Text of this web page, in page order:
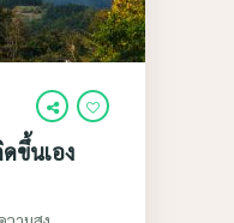
ขึ้นเอง